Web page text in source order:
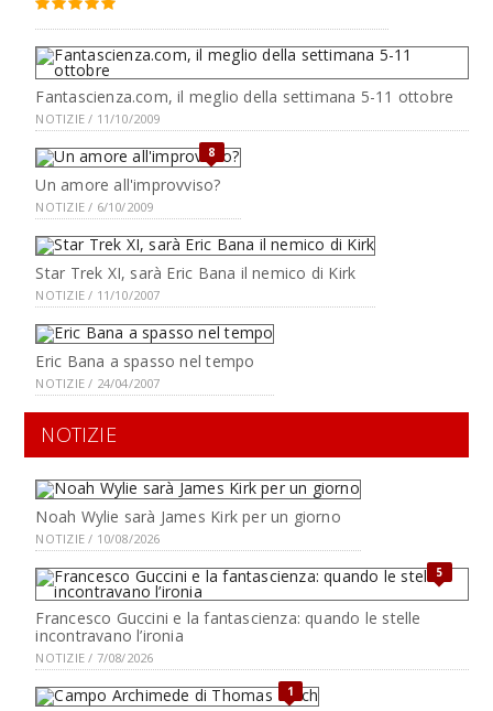
Fantascienza.com, il meglio della settimana 5-11 ottobre
NOTIZIE / 11/10/2009
8
Un amore all'improvviso?
NOTIZIE / 6/10/2009
Star Trek XI, sarà Eric Bana il nemico di Kirk
NOTIZIE / 11/10/2007
Eric Bana a spasso nel tempo
NOTIZIE / 24/04/2007
NOTIZIE
Noah Wylie sarà James Kirk per un giorno
NOTIZIE / 10/08/2026
5
Francesco Guccini e la fantascienza: quando le stelle
incontravano l’ironia
NOTIZIE / 7/08/2026
1